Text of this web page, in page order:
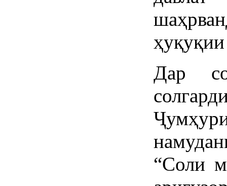
Дар
“Соли